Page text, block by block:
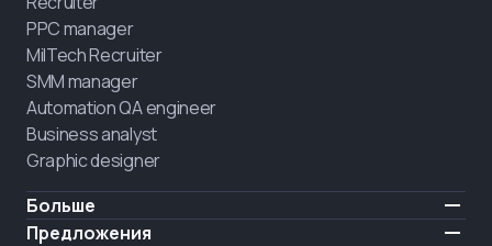
PPC manager
MilTech Recruiter
SMM manager
Automation QA engineer
Business analyst
Graphic designer
Больше
Цены
Предложения